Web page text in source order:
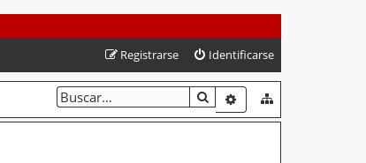
Identificarse
Registrarse
BUSCARBÚSQUEDA